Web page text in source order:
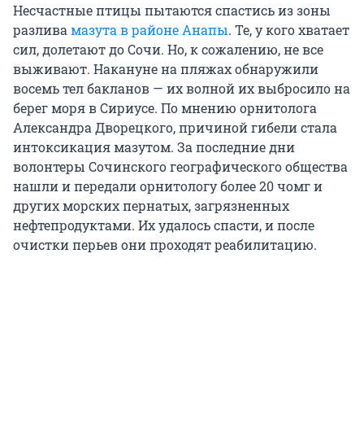
Несчастные птицы пытаются спастись из зоны
разлива мазута в районе Анапы. Те, у кого хватает
сил, долетают до Сочи. Но, к сожалению, не все
выживают. Накануне на пляжах обнаружили
восемь тел бакланов — их волной их выбросило на
берег моря в Сириусе. По мнению орнитолога
Александра Дворецкого, причиной гибели стала
интоксикация мазутом. За последние дни
волонтеры Сочинского географического общества
нашли и передали орнитологу более 20 чомг и
других морских пернатых, загрязненных
нефтепродуктами. Их удалось спасти, и после
очистки перьев они проходят реабилитацию.